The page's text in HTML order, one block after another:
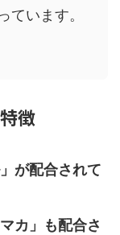
ています。
徴
が配合されて
カ」も配合さ